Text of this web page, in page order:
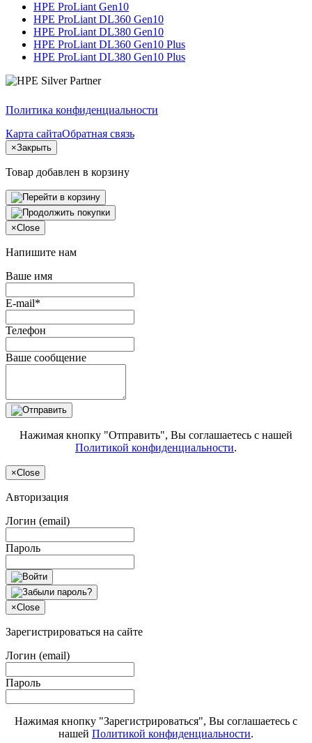
HPE ProLiant Gen10
HPE ProLiant DL360 Gen10
HPE ProLiant DL380 Gen10
HPE ProLiant DL360 Gen10 Plus
HPE ProLiant DL380 Gen10 Plus
Политика конфиденциальности
Карта сайтаОбратная связь
×Закрыть
Товар добавлен в корзину
×Close
Напишите нам
Ваше имя
E-mail*
Телефон
Ваше сообщение
Нажимая кнопку "Отправить", Вы соглашаетесь с нашей
Политикой конфиденциальности.
×Close
Авторизация
Логин (email)
Пароль
×Close
Зарегистрироваться на сайте
Логин (email)
Пароль
Нажимая кнопку "Зарегистрироваться", Вы соглашаетесь с
нашей Политикой конфиденциальности.